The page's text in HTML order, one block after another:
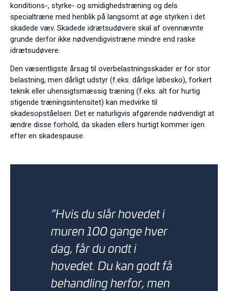
konditions-, styrke- og smidighedstræning og dels
specialtræne med henblik på langsomt at øge styrken i det
skadede væv. Skadede idrætsudøvere skal af ovennævnte
grunde derfor ikke nødvendigvistræne mindre end raske
idrætsudøvere.
Den væsentligste årsag til overbelastningsskader er for stor
belastning, men dårligt udstyr (f.eks. dårlige løbesko), forkert
teknik eller uhensigtsmæssig træning (f.eks. alt for hurtig
stigende træningsintensitet) kan medvirke til
skadesopståelsen. Det er naturligvis afgørende nødvendigt at
ændre disse forhold, da skaden ellers hurtigt kommer igen
efter en skadespause.
”Hvis du slår hovedet i
muren 100 gange hver
dag, får du ondt i
hovedet. Du kan godt få
behandling herfor, men